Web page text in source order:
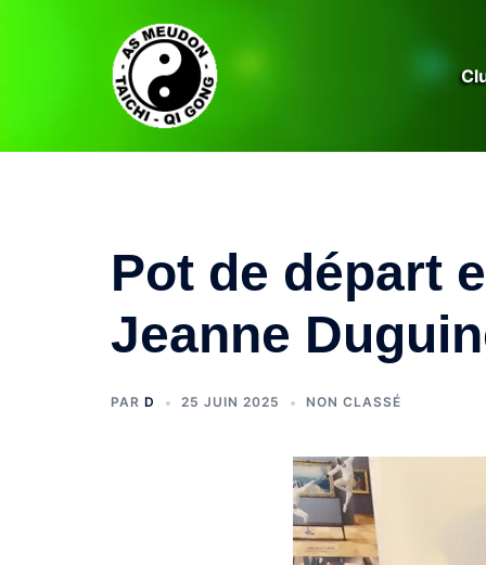
Pot de départ
Jeanne
PAR D 25 JUIN 2025 NON CLASSÉ